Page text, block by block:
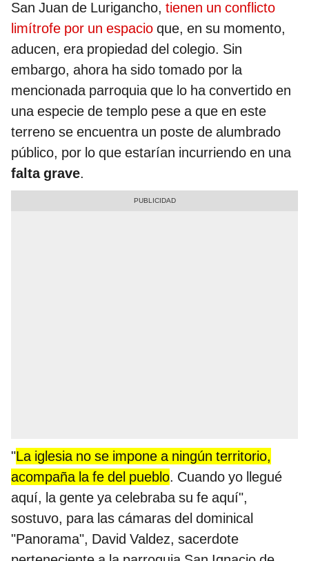
San Juan de Lurigancho, tienen un conflicto
limítrofe por un espacio que, en su momento,
aducen, era propiedad del colegio. Sin
embargo, ahora ha sido tomado por la
mencionada parroquia que lo ha convertido en
una especie de templo pese a que en este
terreno se encuentra un poste de alumbrado
público, por lo que estarían incurriendo en una
falta grave.
"La iglesia no se impone a ningún territorio,
acompaña la fe del pueblo. Cuando yo llegué
aquí, la gente ya celebraba su fe aquí",
sostuvo, para las cámaras del dominical
"Panorama", David Valdez, sacerdote